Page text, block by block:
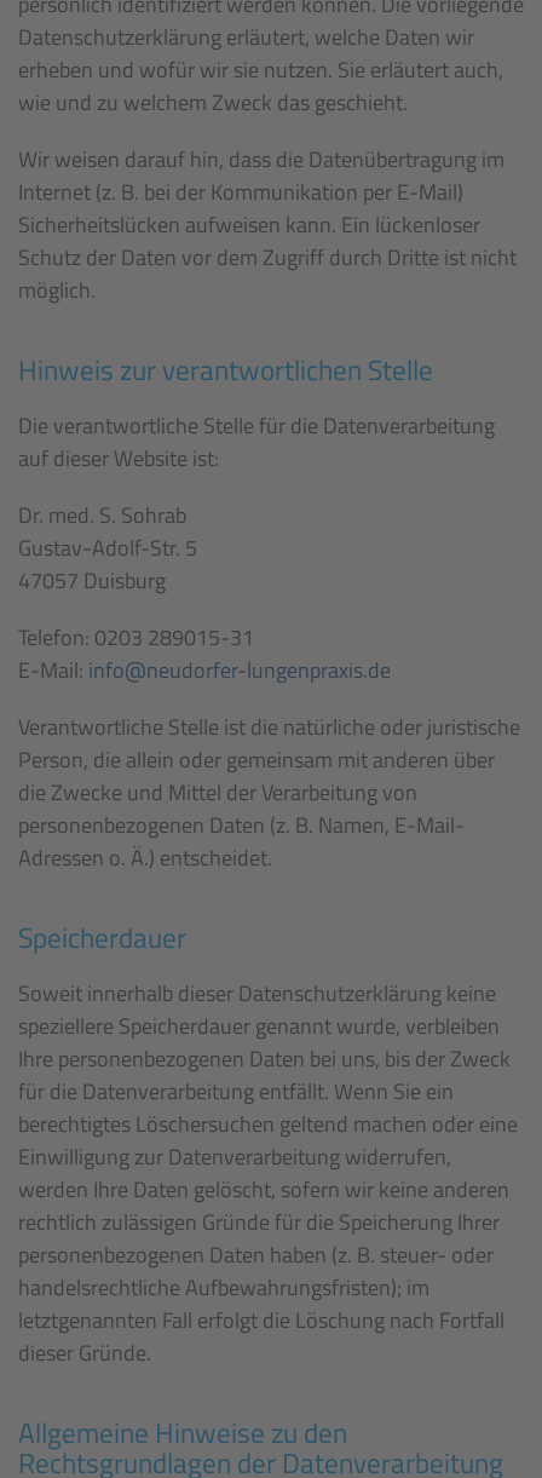
Datenschutzerklärung erläutert, welche Daten wir
erheben und wofür wir sie nutzen. Sie erläutert auch,
wie und zu welchem Zweck das geschieht.
Wir weisen darauf hin, dass die Datenübertragung im
Internet (z. B. bei der Kommunikation per E-Mail)
Sicherheitslücken aufweisen kann. Ein lückenloser
Schutz der Daten vor dem Zugriff durch Dritte ist nicht
möglich.
Hinweis zur verantwortlichen Stelle
Die verantwortliche Stelle für die Datenverarbeitung
auf dieser Website ist:
Dr. med. S. Sohrab
Gustav-Adolf-Str. 5
47057 Duisburg
Telefon: 0203 289015-31
E-Mail: info@neudorfer-lungenpraxis.de
Verantwortliche Stelle ist die natürliche oder juristische
Person, die allein oder gemeinsam mit anderen über
die Zwecke und Mittel der Verarbeitung von
personenbezogenen Daten (z. B. Namen, E-Mail-
Adressen o. Ä.) entscheidet.
Speicherdauer
Soweit innerhalb dieser Datenschutzerklärung keine
speziellere Speicherdauer genannt wurde, verbleiben
Ihre personenbezogenen Daten bei uns, bis der Zweck
für die Datenverarbeitung entfällt. Wenn Sie ein
berechtigtes Löschersuchen geltend machen oder eine
Einwilligung zur Datenverarbeitung widerrufen,
werden Ihre Daten gelöscht, sofern wir keine anderen
rechtlich zulässigen Gründe für die Speicherung Ihrer
personenbezogenen Daten haben (z. B. steuer- oder
handelsrechtliche Aufbewahrungsfristen); im
letztgenannten Fall erfolgt die Löschung nach Fortfall
dieser Gründe.
Allgemeine Hinweise zu den
Rechtsgrundlagen der Datenverarbeitung